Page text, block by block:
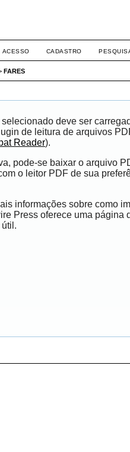
ACESSO CADASTRO
FARES
deve ser
de leitura de arquivos
Reader).
pode-se baixar o arquivo
o leitor PDF de sua
informações sobre como
Press oferece uma página
útil.